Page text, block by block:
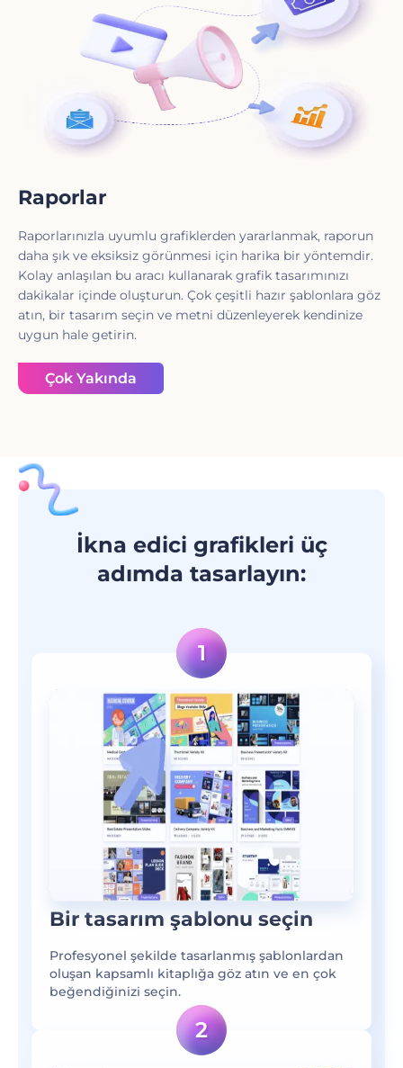
Raporlar
Raporlarınızla uyumlu grafiklerden yararlanmak, raporun
daha şık ve eksiksiz görünmesi için harika bir yöntemdir.
Kolay anlaşılan bu aracı kullanarak grafik tasarımınızı
dakikalar içinde oluşturun. Çok çeşitli hazır şablonlara göz
atın, bir tasarım seçin ve metni düzenleyerek kendinize
uygun hale getirin.
Çok Yakında
İkna edici grafikleri üç
adımda tasarlayın:
Bir tasarım şablonu seçin
Profesyonel şekilde tasarlanmış şablonlardan
oluşan kapsamlı kitaplığa göz atın ve en çok
beğendiğinizi seçin.